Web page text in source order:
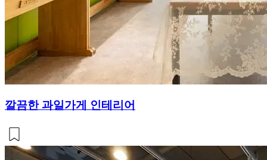
깔끔한 과일가게 인테리어